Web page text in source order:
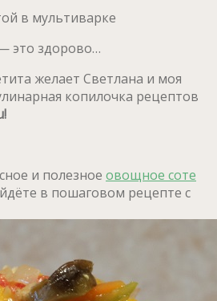
это здорово…
желает Светлана и моя
копилочка рецептов
и полезное овощное соте
в пошаговом рецепте с